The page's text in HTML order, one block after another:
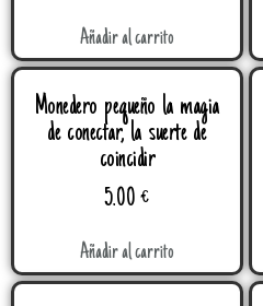
Añadir al carrito
Monedero pequeño la magia
de conectar, la suerte de
coincidir
5.00€
Añadir al carrito